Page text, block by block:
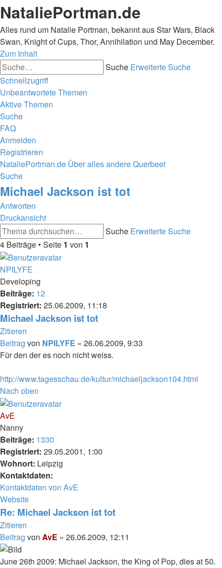
NataliePortman.de
Alles rund um Natalie Portman, bekannt aus Star Wars, Black
Swan, Knight of Cups, Thor, Annihilation und May December.
Zum Inhalt
Suche Erweiterte Suche
Schnellzugriff
Unbeantwortete Themen
Aktive Themen
Suche
FAQ
Anmelden
Registrieren
NataliePortman.de Über alles andereQuerbeet
Suche
Michael Jackson ist tot
Antworten
Druckansicht
Suche Erweiterte Suche
4 Beiträge • Seite 1 von 1
NPILYFE
Developing
Beiträge: 12
Registriert: 25.06.2009, 11:18
Michael Jackson ist tot
Zitieren
Beitrag von NPILYFE » 26.06.2009, 9:33
Für den der es noch nicht weiss.
http://www.tagesschau.de/kultur/michaeljackson104.html
Nach oben
AvE
Nanny
Beiträge: 1330
Registriert: 29.05.2001, 1:00
Wohnort: Leipzig
Kontaktdaten:
Kontaktdaten von AvE
Website
Re: Michael Jackson ist tot
Zitieren
Beitrag von AvE » 26.06.2009, 12:11
June 26th 2009: Michael Jackson, the King of Pop, dies at 50.